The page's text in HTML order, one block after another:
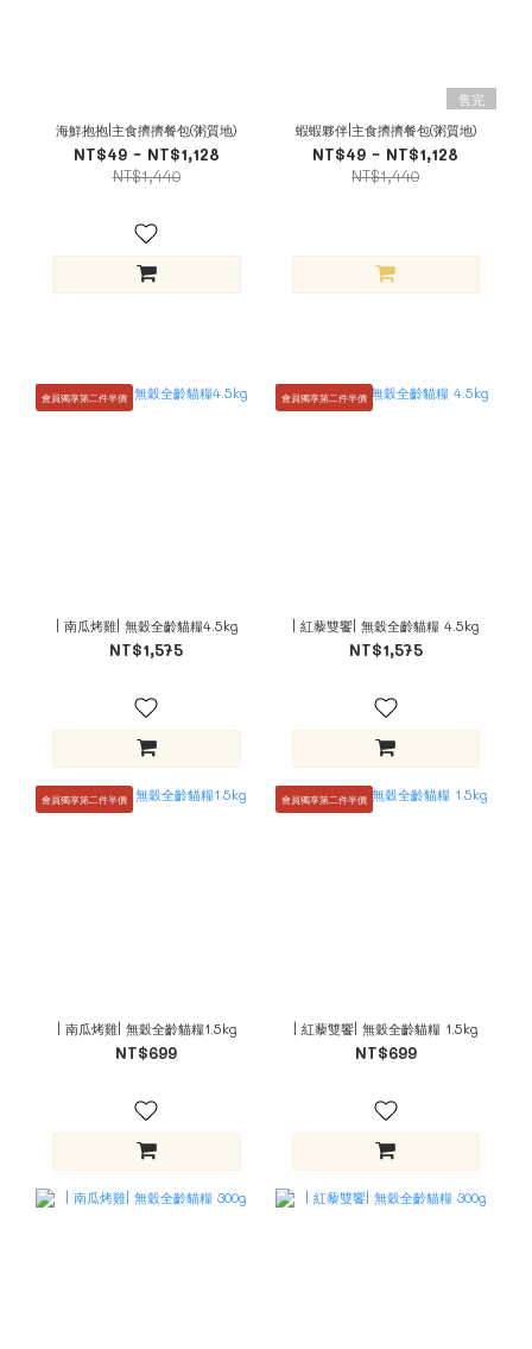
海鮮抱抱|主食擠擠餐包(粥質地)
NT$49 ~ NT$1,128
NT$1,440
售完
蝦蝦夥伴|主食擠擠餐包(粥質地)
NT$49 ~ NT$1,128
NT$1,440
會員獨享第二件半價
| 南瓜烤雞| 無穀全齡貓糧4.5kg
NT$1,575
會員獨享第二件半價
| 紅藜雙饗| 無穀全齡貓糧 4.5kg
NT$1,575
會員獨享第二件半價
| 南瓜烤雞| 無穀全齡貓糧1.5kg
NT$699
會員獨享第二件半價
| 紅藜雙饗| 無穀全齡貓糧 1.5kg
NT$699